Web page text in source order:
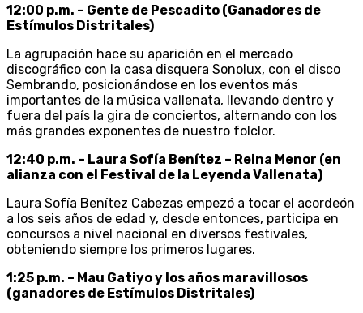
12:00 p.m. – Gente de Pescadito (Ganadores de
Estímulos Distritales)
La agrupación hace su aparición en el mercado
discográfico con la casa disquera Sonolux, con el disco
Sembrando, posicionándose en los eventos más
importantes de la música vallenata, llevando dentro y
fuera del país la gira de conciertos, alternando con los
más grandes exponentes de nuestro folclor.
12:40 p.m. – Laura Sofía Benítez – Reina Menor (en
alianza con el Festival de la Leyenda Vallenata)
Laura Sofía Benítez Cabezas empezó a tocar el acordeón
a los seis años de edad y, desde entonces, participa en
concursos a nivel nacional en diversos festivales,
obteniendo siempre los primeros lugares.
1:25 p.m. – Mau Gatiyo y los años maravillosos
(ganadores de Estímulos Distritales)